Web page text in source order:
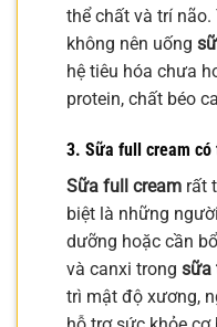
thể chất và trí não.
không nên uống
hệ tiêu hóa chưa
protein, chất béo
3. Sữa full cream
Sữa full cream rất
biệt là những
dưỡng hoặc cần
và canxi trong sữa
trì mật độ xương,